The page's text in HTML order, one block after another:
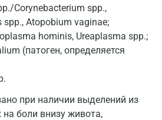
Corynebacterium spp.,
spp., Atopobium vaginae;
hominis, Ureaplasma spp.;
(патоген, определяется
при наличии выделений из
боли внизу живота,